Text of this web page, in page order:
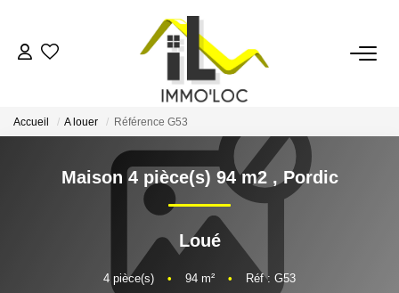
ACCUEIL
LOUER
FAIRE GÉRER
MON AGENCE
Accueil A louer Référence G53
Maison 4 pièce(s) 94 m2 ,Pordic
Loué
4 pièce(s) • 94 m² • Réf : G53